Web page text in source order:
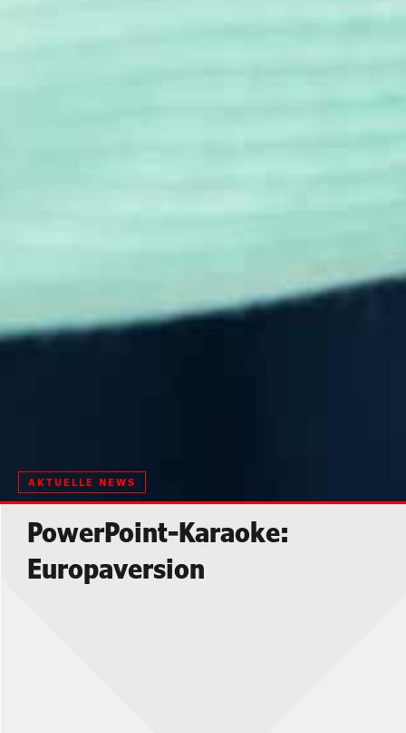
AKTUELLE NEWS
PowerPoint-Karaoke:
Europaversion